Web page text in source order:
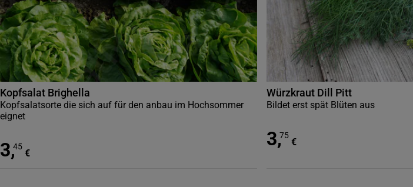
Kopfsalat Brighella
Kopfsalatsorte die sich auf für den anbau im Hochsommer
eignet
3,45
€
Würzkraut Dill Pitt
Bildet erst spät Blüten aus
3,75
€